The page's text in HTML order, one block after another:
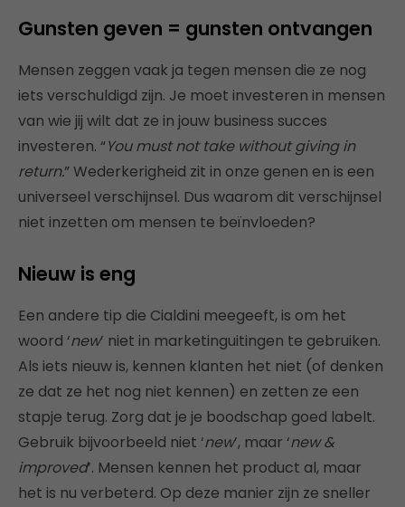
Gunsten geven = gunsten ontvangen
Mensen zeggen vaak ja tegen mensen die ze nog
iets verschuldigd zijn. Je moet investeren in mensen
van wie jij wilt dat ze in jouw business succes
investeren. “You must not take without giving in
return.” Wederkerigheid zit in onze genen en is een
universeel verschijnsel. Dus waarom dit verschijnsel
niet inzetten om mensen te beïnvloeden?
Nieuw is eng
Een andere tip die Cialdini meegeeft, is om het
woord ‘new’ niet in marketinguitingen te gebruiken.
Als iets nieuw is, kennen klanten het niet (of denken
ze dat ze het nog niet kennen) en zetten ze een
stapje terug. Zorg dat je je boodschap goed labelt.
Gebruik bijvoorbeeld niet ‘new’, maar ‘new &
improved’. Mensen kennen het product al, maar
het is nu verbeterd. Op deze manier zijn ze sneller